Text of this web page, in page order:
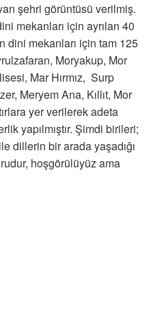
şehri görüntüsü verilmiş.
mekanları için ayrılan 40
dini mekanları için tam 125
Moryakup, Mor
Mar Hırmız, Surp
Meryem Ana, Kıllıt, Mor
yer verilerek adeta
yapılmıştır. Şimdi birileri;
dillerin bir arada yaşadığı
hoşgörülüyüz ama